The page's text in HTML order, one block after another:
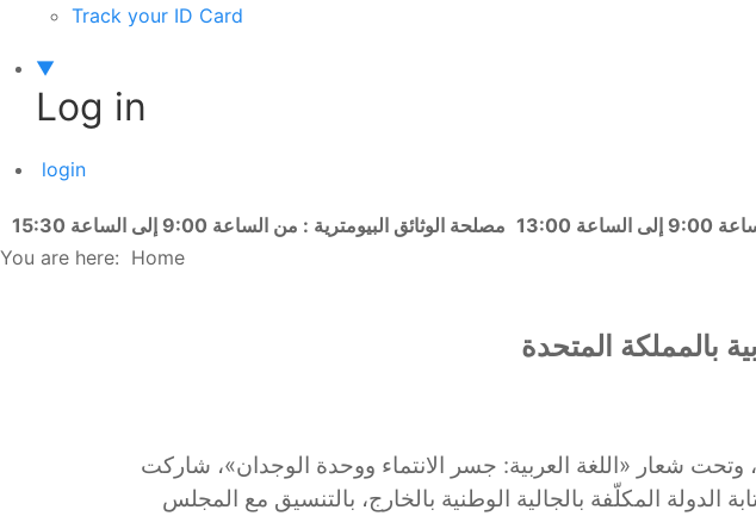
Track your ID Card
▼
Log in
login
13:00
مصلحة الوثائق البيومترية : من الساعة 9:00 إلى الساعة 15:30
You are here: Home
بالمملكة المتحدة
العربية، الموافق لـ18 ديسمبر من كل سنة، وتحت شعار «اللغة العربية: جسر الانتماء ووحدة الوجدان»، شاركت
2025، في الفعالية التي نظّمتها كتابة الدولة المكلّفة بالجالية الوطنية بالخارج، بالتنسيق مع المجلس